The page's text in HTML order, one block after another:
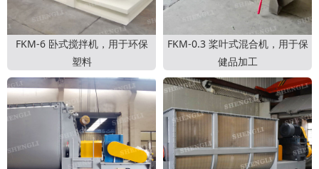
FKM-6 卧式搅拌机，用于环保
塑料
FKM-0.3 桨叶式混合机，用于保
健品加工